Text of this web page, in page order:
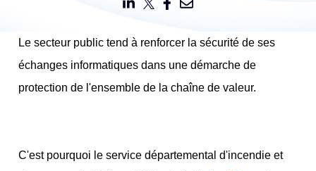
Le secteur public tend à renforcer la sécurité de ses
échanges informatiques dans une démarche de
protection de l'ensemble de la chaîne de valeur.
C'est pourquoi le service départemental d'incendie et